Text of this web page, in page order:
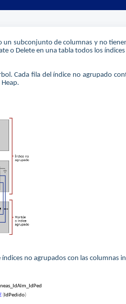
un subconjunto de columnas y no
o Delete en una tabla todos los
Cada fila del índice no agrupado
no agrupados con las columnas
(IdPedido)